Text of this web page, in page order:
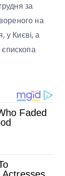
за
на
у Києві, а
єпископа